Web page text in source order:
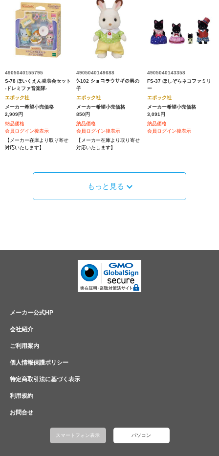
4905040155795
S-78 ほいくえん発表会セット
-ドレミファ音楽隊-
エポック社
メーカー希望小売価格
2,909円
納品価格
会員ログイン後表示
【メーカー在庫より取り寄せ
対応いたします】
4905040149688
ｳ-102 ショコラウサギの男の
子
エポック社
メーカー希望小売価格
850円
納品価格
会員ログイン後表示
【メーカー在庫より取り寄せ
対応いたします】
4905040143358
FS-37 ほしぞらネコファミリ
ー
エポック社
メーカー希望小売価格
3,091円
納品価格
会員ログイン後表示
もっと見る
メーカー公式HP
会社紹介
ご利用案内
個人情報保護ポリシー
特定商取引法に基づく表示
利用規約
お問合せ
スマートフォン表示 パソコン